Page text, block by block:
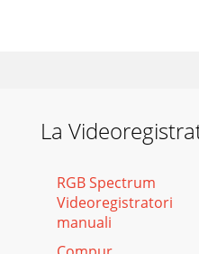
La
RGB Spectrum
Videoregistratori
manuali